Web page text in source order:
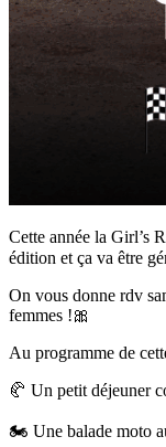
Cette année la Girl’s
édition et ça va être
On vous donne rdv
femmes !🎀
Au programme de
🥐 Un petit déjeuner
🏍 Une balade moto